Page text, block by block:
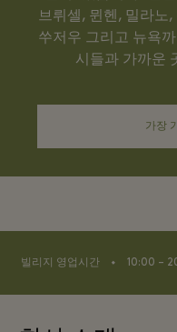
브뤼셀, 뮌헨, 밀라노
쑤저우 그리고 뉴욕
시들과 가까운
가장
빌리지 영업시간 ⬩ 10:00 –